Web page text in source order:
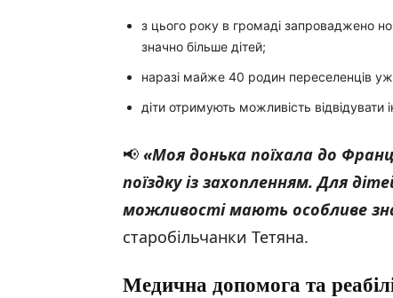
з цього року в громаді запроваджено
значно більше дітей;
наразі майже 40 родин переселенців
діти отримують можливість
📢 «Моя донька поїхала до
поїздку із захопленням. Для
можливості мають особливе
старобільчанки Тетяна.
Медична допомога та